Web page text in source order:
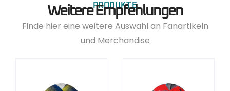
PRODUKTE
Weitere Empfehlungen
Finde hier eine weitere Auswahl an Fanartikeln
und Merchandise